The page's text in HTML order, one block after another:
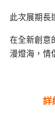
此次展期長
在全新創意
漫燈海，情
詳